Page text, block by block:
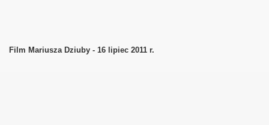
Film Mariusza Dziuby - 16 lipiec 2011 r.